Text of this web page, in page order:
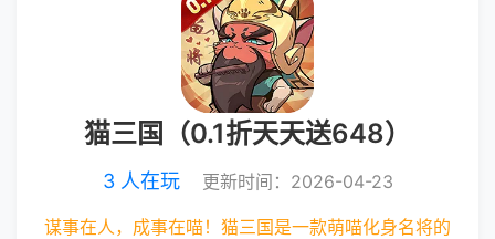
猫三国（0.1折天天送648）
3 人在玩 更新时间：2026-04-23
谋事在人，成事在喵！猫三国是一款萌喵化身名将的